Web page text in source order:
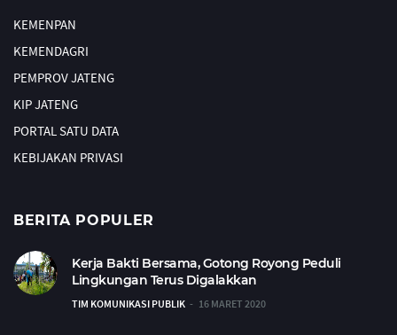
KEMENPAN
KEMENDAGRI
PEMPROV JATENG
KIP JATENG
PORTAL SATU DATA
KEBIJAKAN PRIVASI
BERITA POPULER
Kerja Bakti Bersama, Gotong Royong Peduli
Lingkungan Terus Digalakkan
TIM KOMUNIKASI PUBLIK 16 MARET 2020